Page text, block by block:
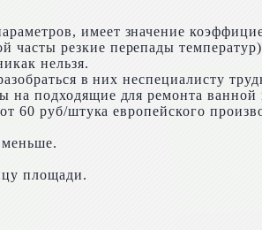
имеет значение
резкие перепады
нельзя.
в них неспециалисту
на подходящие для ремонта
руб/штука европейского
меньше.
площади.